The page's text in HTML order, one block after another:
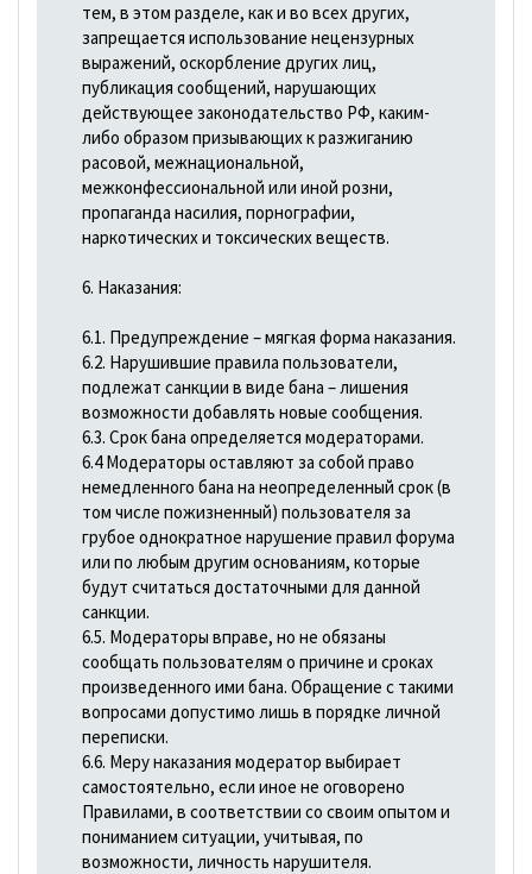
тем, в этом разделе, как и во всех других,
запрещается использование нецензурных
выражений, оскорбление других лиц,
публикация сообщений, нарушающих
действующее законодательство РФ, каким-
либо образом призывающих к разжиганию
расовой, межнациональной,
межконфессиональной или иной розни,
пропаганда насилия, порнографии,
наркотических и токсических веществ.
6. Наказания:
6.1. Предупреждение – мягкая форма наказания.
6.2. Нарушившие правила пользователи,
подлежат санкции в виде бана – лишения
возможности добавлять новые сообщения.
6.3. Срок бана определяется модераторами.
6.4 Модераторы оставляют за собой право
немедленного бана на неопределенный срок (в
том числе пожизненный) пользователя за
грубое однократное нарушение правил форума
или по любым другим основаниям, которые
будут считаться достаточными для данной
санкции.
6.5. Модераторы вправе, но не обязаны
сообщать пользователям о причине и сроках
произведенного ими бана. Обращение с такими
вопросами допустимо лишь в порядке личной
переписки.
6.6. Меру наказания модератор выбирает
самостоятельно, если иное не оговорено
Правилами, в соответствии со своим опытом и
пониманием ситуации, учитывая, по
возможности, личность нарушителя.